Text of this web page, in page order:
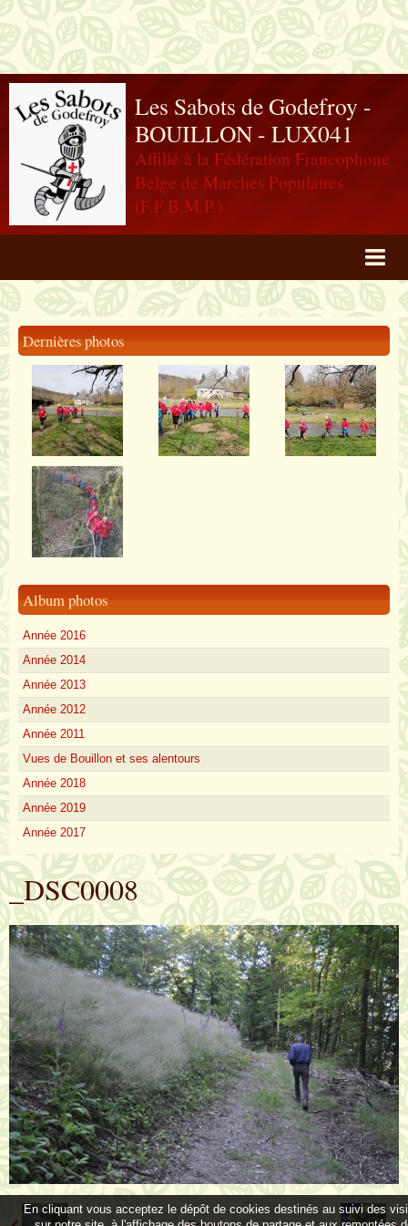
Les Sabots de Godefroy -
BOUILLON - LUX041
Affilié à la Fédération Francophone
Belge de Marches Populaires
(F.F.B.M.P.)
Agenda
Dernières photos
Album photos
Année 2016
Année 2014
Année 2013
Année 2012
Année 2011
Vues de Bouillon et ses alentours
Année 2018
Année 2019
Année 2017
_DSC0008
En cliquant vous acceptez le dépôt de cookies destinés au suivi des